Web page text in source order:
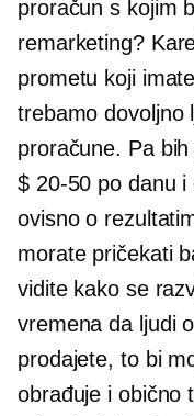
proračun s kojim
remarketing?
prometu koji
trebamo dovoljno
proračune. Pa
$ 20-50 po danu i
ovisno o
morate pričekati
vidite kako se
vremena da ljudi
prodajete, to bi
obrađuje i obično